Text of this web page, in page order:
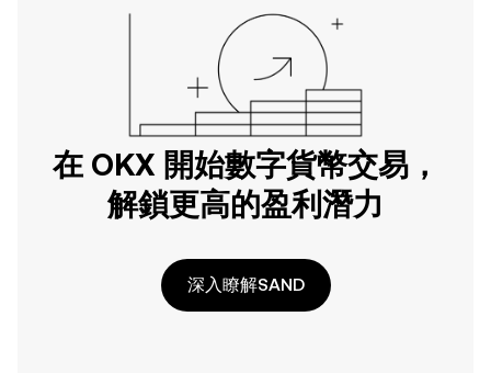
在 OKX 開始數字貨幣交易，
解鎖更高的盈利潛力
深入瞭解SAND